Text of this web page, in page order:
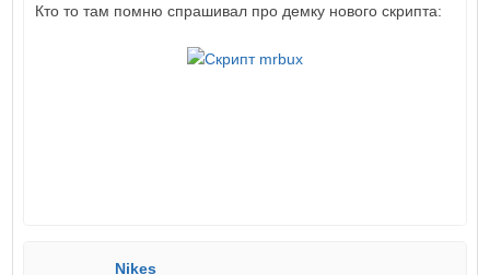
Кто то там помню спрашивал про демку нового скрипта:
Nikes